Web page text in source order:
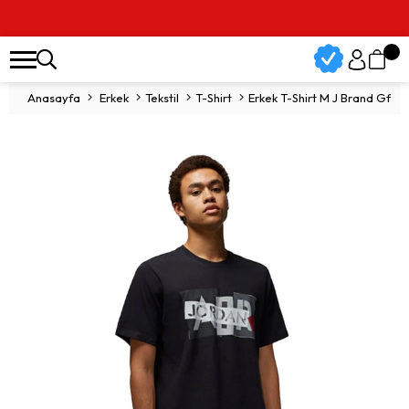
Anasayfa Erkek Tekstil T-Shirt Erkek T-Shirt M J Brand Gfx